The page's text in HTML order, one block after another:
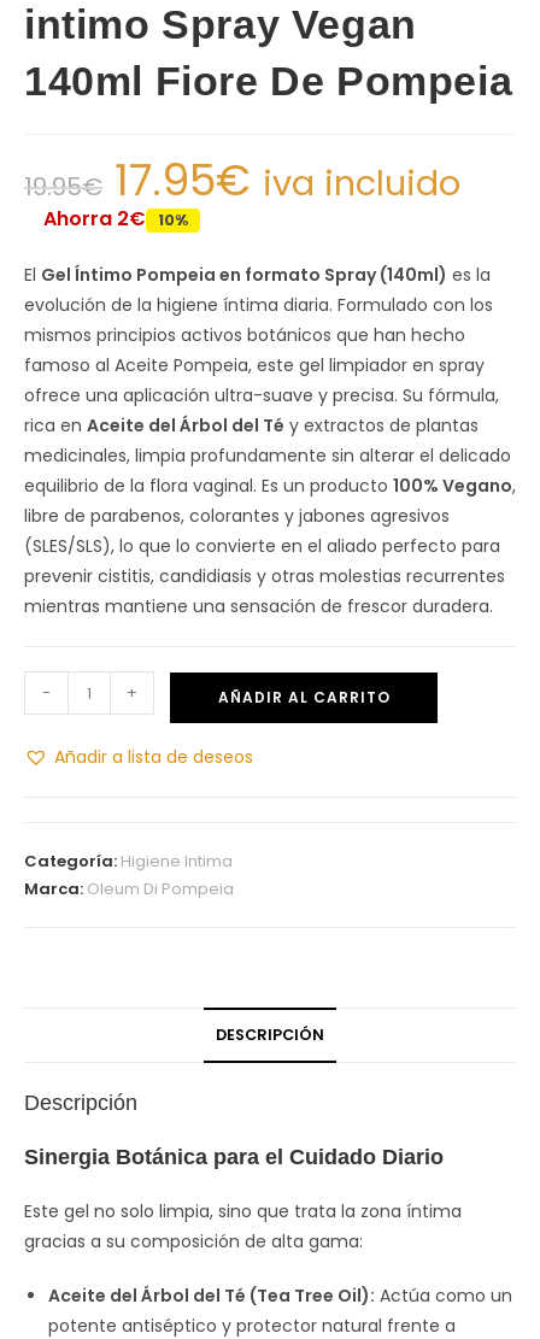
intimo Spray Vegan
140ml Fiore De Pompeia
19.95€ 17.95€ iva incluido
Ahorra 2€ 10%
El Gel Íntimo Pompeia en formato Spray (140ml) es la
evolución de la higiene íntima diaria. Formulado con los
mismos principios activos botánicos que han hecho
famoso al Aceite Pompeia, este gel limpiador en spray
ofrece una aplicación ultra-suave y precisa. Su fórmula,
rica en Aceite del Árbol del Té y extractos de plantas
medicinales, limpia profundamente sin alterar el delicado
equilibrio de la flora vaginal. Es un producto 100% Vegano,
libre de parabenos, colorantes y jabones agresivos
(SLES/SLS), lo que lo convierte en el aliado perfecto para
prevenir cistitis, candidiasis y otras molestias recurrentes
mientras mantiene una sensación de frescor duradera.
- + AÑADIR AL CARRITO
Añadir a lista de deseos
Categoría: Higiene Intima
Marca: Oleum Di Pompeia
DESCRIPCIÓN
Descripción
Sinergia Botánica para el Cuidado Diario
Este gel no solo limpia, sino que trata la zona íntima
gracias a su composición de alta gama:
Aceite del Árbol del Té (Tea Tree Oil): Actúa como un
potente antiséptico y protector natural frente a